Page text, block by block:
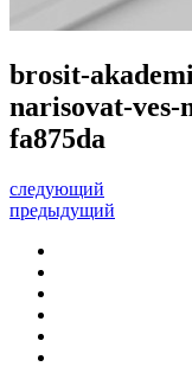
brosit-
narisovat-
fa875da
следующий
предыдущий